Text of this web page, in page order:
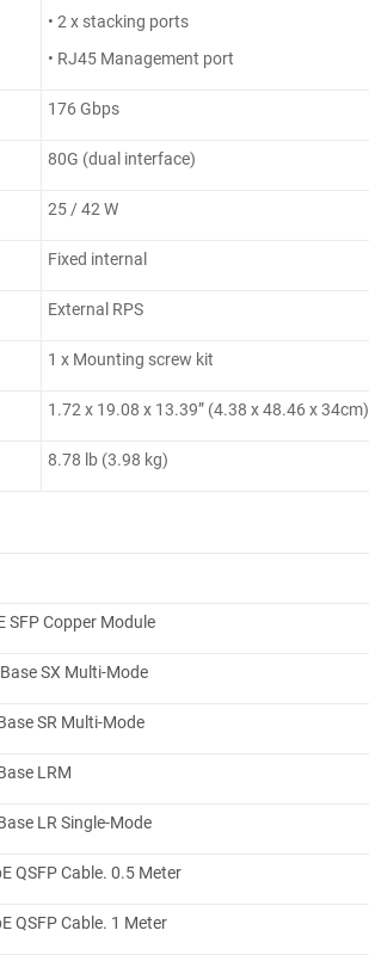
• 2 x stacking ports
• RJ45 Management port
176 Gbps
80G (dual interface)
25 / 42 W
Fixed internal
External RPS
1 x Mounting screw kit
1.72 x 19.08 x 13.39” (4.38 x 48.46 x 34cm)
8.78 lb (3.98 kg)
SFP Copper Module
SX Multi-Mode
SR Multi-Mode
LRM
LR Single-Mode
QSFP Cable. 0.5 Meter
QSFP Cable. 1 Meter